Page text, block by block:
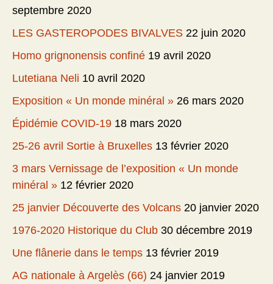
septembre 2020
LES GASTEROPODES BIVALVES 22 juin 2020
Homo grignonensis confiné 19 avril 2020
Lutetiana Neli 10 avril 2020
Exposition « Un monde minéral » 26 mars 2020
Épidémie COVID-19 18 mars 2020
25-26 avril Sortie à Bruxelles 13 février 2020
3 mars Vernissage de l’exposition « Un monde
minéral » 12 février 2020
25 janvier Découverte des Volcans 20 janvier 2020
1976-2020 Historique du Club 30 décembre 2019
Une flânerie dans le temps 13 février 2019
AG nationale à Argelès (66) 24 janvier 2019